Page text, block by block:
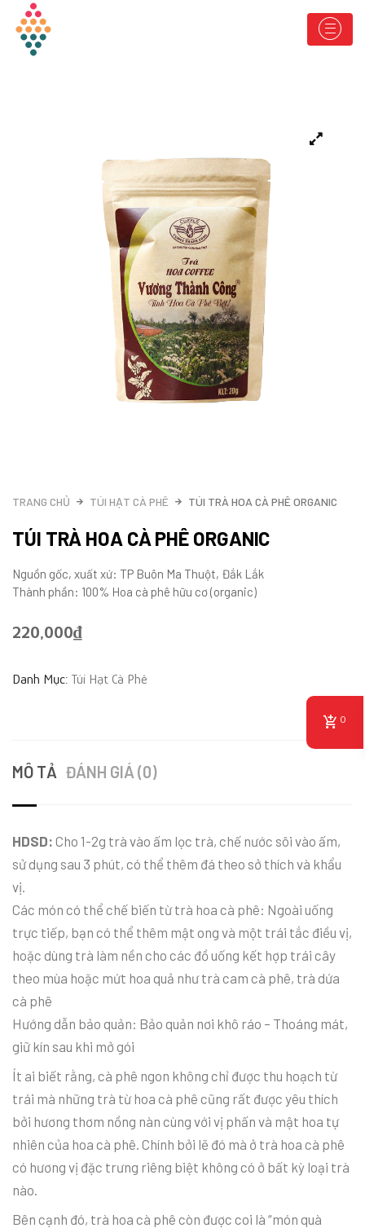
TRANG CHỦ TÚI HẠT CÀ PHÊ TÚI TRÀ HOA CÀ PHÊ ORGANIC
TÚI TRÀ HOA CÀ PHÊ ORGANIC
Nguồn gốc, xuất xứ: TP Buôn Ma Thuột, Đắk Lắk
Thành phần: 100% Hoa cà phê hữu cơ (organic)
220,000₫
Danh Mục: Túi Hạt Cà Phê
MÔ TẢ ĐÁNH GIÁ (0)
HDSD: Cho 1-2g trà vào ấm lọc trà, chế nước sôi vào ấm,
sử dụng sau 3 phút, có thể thêm đá theo sở thích và khẩu
vị.
Các món có thể chế biến từ trà hoa cà phê: Ngoài uống
trực tiếp, bạn có thể thêm mật ong và một trái tắc điều vị,
hoặc dùng trà làm nền cho các đồ uống kết hợp trái cây
theo mùa hoặc mứt hoa quả như trà cam cà phê, trà dứa
cà phê
Hướng dẫn bảo quản: Bảo quản nơi khô ráo – Thoáng mát,
giữ kín sau khi mở gói
Ít ai biết rằng, cà phê ngon không chỉ được thu hoạch từ
trái mà những trà từ hoa cà phê cũng rất được yêu thích
bởi hương thơm nồng nàn cùng với vị phấn và mật hoa tự
nhiên của hoa cà phê. Chính bởi lẽ đó mà ở trà hoa cà phê
có hương vị đặc trưng riêng biệt không có ở bất kỳ loại trà
nào.
Bên cạnh đó, trà hoa cà phê còn được coi là “món quà
0